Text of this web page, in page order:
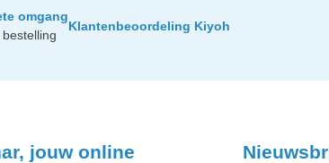
omgang
Klantenbeoordeling Kiyoh
jouw online